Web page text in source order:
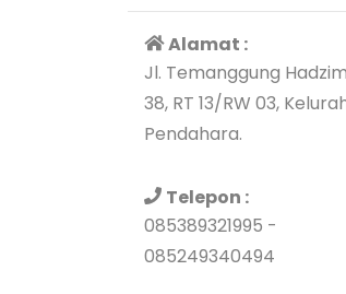
Alamat :
Jl. Temanggung
38, RT 13/RW 03,
Pendahara.
Telepon :
085389321995 -
085249340494